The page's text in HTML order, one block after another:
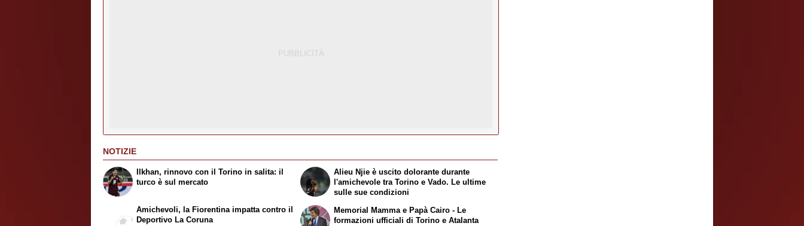
NOTIZIE
Ilkhan, rinnovo con il Torino in salita: il
turco è sul mercato
Amichevoli, la Fiorentina impatta contro il
Deportivo La Coruna
Alieu Njie è uscito dolorante durante
l'amichevole tra Torino e Vado. Le ultime
sulle sue condizioni
Memorial Mamma e Papà Cairo - Le
formazioni ufficiali di Torino e Atalanta